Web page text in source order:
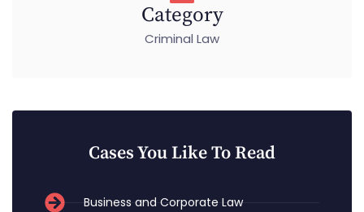
Category
Criminal Law
Cases You Like To Read
Business and Corporate Law